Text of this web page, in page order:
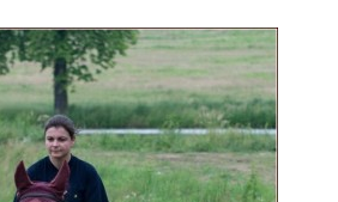
BUDE NORMÁLNĚ PROBÍHAT